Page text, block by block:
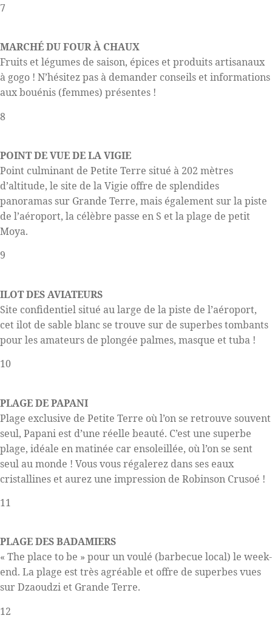
7
MARCHÉ DU FOUR À CHAUX
Fruits et légumes de saison, épices et produits artisanaux
à gogo ! N’hésitez pas à demander conseils et informations
aux bouénis (femmes) présentes !
8
POINT DE VUE DE LA VIGIE
Point culminant de Petite Terre situé à 202 mètres
d’altitude, le site de la Vigie offre de splendides
panoramas sur Grande Terre, mais également sur la piste
de l’aéroport, la célèbre passe en S et la plage de petit
Moya.
9
ILOT DES AVIATEURS
Site confidentiel situé au large de la piste de l’aéroport,
cet ilot de sable blanc se trouve sur de superbes tombants
pour les amateurs de plongée palmes, masque et tuba !
10
PLAGE DE PAPANI
Plage exclusive de Petite Terre où l’on se retrouve souvent
seul, Papani est d’une réelle beauté. C’est une superbe
plage, idéale en matinée car ensoleillée, où l’on se sent
seul au monde ! Vous vous régalerez dans ses eaux
cristallines et aurez une impression de Robinson Crusoé !
11
PLAGE DES BADAMIERS
« The place to be » pour un voulé (barbecue local) le week-
end. La plage est très agréable et offre de superbes vues
sur Dzaoudzi et Grande Terre.
12